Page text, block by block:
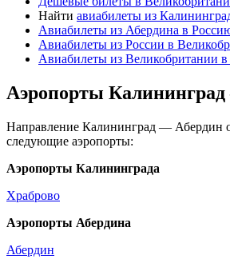
Найти авиабилеты из
Авиабилеты из Абердина в
Авиабилеты из России в
Авиабилеты из Великобритании
Аэропорты
Направление Калининград — Абердин
следующие аэропорты:
Аэропорты Калининграда
Храброво
Аэропорты Абердина
Абердин